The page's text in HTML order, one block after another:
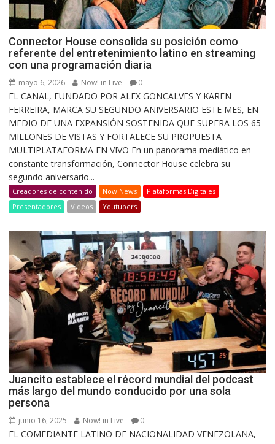
Connector House consolida su posición como
referente del entretenimiento latino en streaming
con una programación diaria
mayo 6, 2026 Now! in Live 0
EL CANAL, FUNDADO POR ALEX GONCALVES Y KAREN
FERREIRA, MARCA SU SEGUNDO ANIVERSARIO ESTE MES, EN
MEDIO DE UNA EXPANSIÓN SOSTENIDA QUE SUPERA LOS 65
MILLONES DE VISTAS Y FORTALECE SU PROPUESTA
MULTIPLATAFORMA EN VIVO En un panorama mediático en
constante transformación, Connector House celebra su
segundo aniversario...
Creadores de contenido Now!News
Plataformas Digitales
Presentadores
Videos Youtubers
Juancito establece el récord mundial del podcast
más largo del mundo conducido por una sola
persona
junio 16, 2025 Now! in Live 0
EL COMEDIANTE LATINO DE NACIONALIDAD VENEZOLANA,